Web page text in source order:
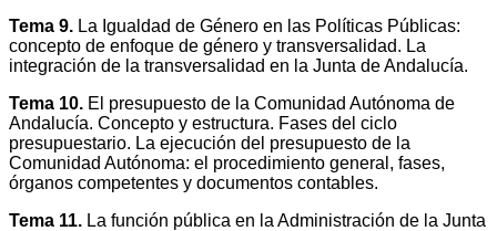
Tema 9. La Igualdad de Género en las Políticas Públicas:
concepto de enfoque de género y transversalidad. La
integración de la transversalidad en la Junta de Andalucía.
Tema 10. El presupuesto de la Comunidad Autónoma de
Andalucía. Concepto y estructura. Fases del ciclo
presupuestario. La ejecución del presupuesto de la
Comunidad Autónoma: el procedimiento general, fases,
órganos competentes y documentos contables.
Tema 11. La función pública en la Administración de la Junta